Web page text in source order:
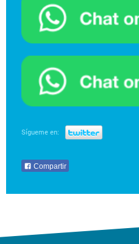
Sígueme en:
Compartir